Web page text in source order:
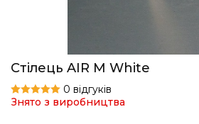
Стілець AIR M White
0 відгуків
Знято з виробництва